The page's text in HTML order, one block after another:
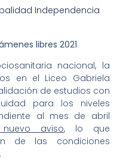
Independencia
libres 2021
nacional, la
en el Liceo Gabriela
de estudios con
para los niveles
al mes de abril
aviso, lo que
de las condiciones